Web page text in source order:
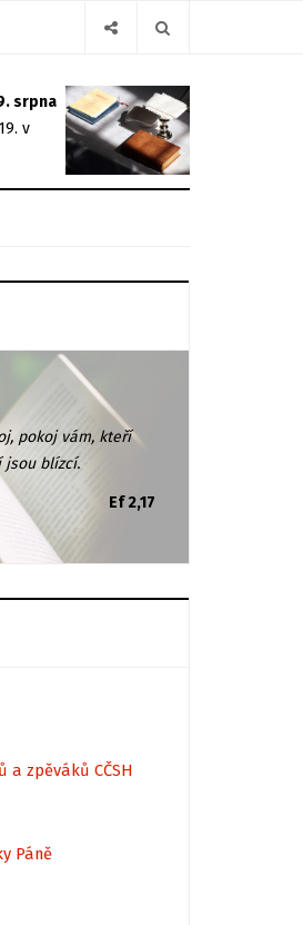
srpna
v
pokoj vám, kteří
jsou blízcí.
Ef 2,17
a zpěváků CČSH
Páně